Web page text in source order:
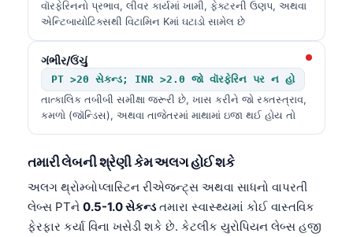
વૉરફેરિનનો પ્રભાવ, લીવર કાર્યમાં ખામી, ફેક્ટરની ઉણપ, અથવા
એન્ટિબાયોટિક્સથી વિટામિન Kમાં ઘટાડો સામેલ છે
ગંભીર/ઉંચું
PT >20 સેકન્ડ; INR >2.0 જો વૉરફેરિન પર ન હો
તાત્કાલિક તબીબી સમીક્ષા જરૂરી છે, ખાસ કરીને જો રક્તસ્ત્રાવ,
કમળો (જૉન્ડિસ), અથવા તાજેતરમાં માથામાં ઇજા થઈ હોય તો
તમારી લેબની શ્રેણી કેમ અલગ હોઈ શકે
અલગ થ્રોમ્બોપ્લાસ્ટિન રીએજન્ટ્સ અથવા સાધનો વાપરતી
લેબ્સ PTને 0.5-1.0 સેકન્ડતમારા સ્વાસ્થ્યમાં કોઈ વાસ્તવિક
ફેરફાર કર્યા વિના ખસેડી શકે છે. કેટલીક યુરોપિયન લેબ્સ હજી